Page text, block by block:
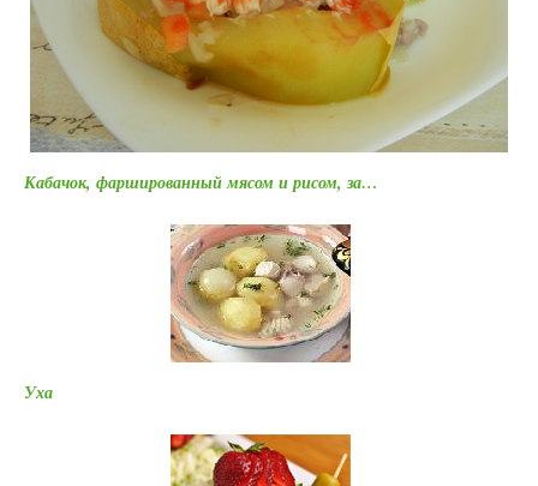
Кабачок, фаршированный мясом и рисом, за…
Уха